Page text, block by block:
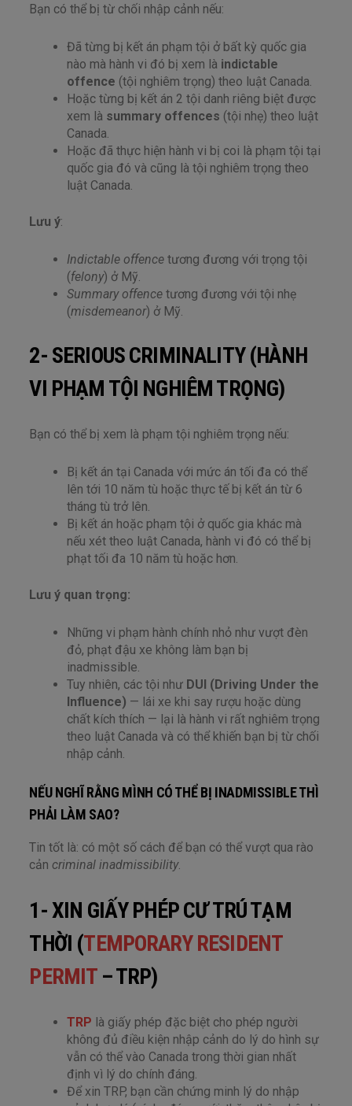
Bạn có thể bị từ chối nhập cảnh nếu:
Đã từng bị kết án phạm tội ở bất kỳ quốc gia
nào mà hành vi đó bị xem là indictable
offence (tội nghiêm trọng) theo luật Canada.
Hoặc từng bị kết án 2 tội danh riêng biệt được
xem là summary offences (tội nhẹ) theo luật
Canada.
Hoặc đã thực hiện hành vi bị coi là phạm tội tại
quốc gia đó và cũng là tội nghiêm trọng theo
luật Canada.
Lưu ý:
Indictable offence tương đương với trọng tội
(felony) ở Mỹ.
Summary offence tương đương với tội nhẹ
(misdemeanor) ở Mỹ.
2- SERIOUS CRIMINALITY (HÀNH
VI PHẠM TỘI NGHIÊM TRỌNG)
Bạn có thể bị xem là phạm tội nghiêm trọng nếu:
Bị kết án tại Canada với mức án tối đa có thể
lên tới 10 năm tù hoặc thực tế bị kết án từ 6
tháng tù trở lên.
Bị kết án hoặc phạm tội ở quốc gia khác mà
nếu xét theo luật Canada, hành vi đó có thể bị
phạt tối đa 10 năm tù hoặc hơn.
Lưu ý quan trọng:
Những vi phạm hành chính nhỏ như vượt đèn
đỏ, phạt đậu xe không làm bạn bị
inadmissible.
Tuy nhiên, các tội như DUI (Driving Under the
Influence) — lái xe khi say rượu hoặc dùng
chất kích thích — lại là hành vi rất nghiêm trọng
theo luật Canada và có thể khiến bạn bị từ chối
nhập cảnh.
NẾU NGHĨ RẰNG MÌNH CÓ THỂ BỊ INADMISSIBLE THÌ
PHẢI LÀM SAO?
Tin tốt là: có một số cách để bạn có thể vượt qua rào
cảncriminal inadmissibility.
1- XIN GIẤY PHÉP CƯ TRÚ TẠM
THỜI (TEMPORARY RESIDENT
PERMIT– TRP)
TRP là giấy phép đặc biệt cho phép người
không đủ điều kiện nhập cảnh do lý do hình sự
vẫn có thể vào Canada trong thời gian nhất
định vì lý do chính đáng.
Để xin TRP, bạn cần chứng minh lý do nhập